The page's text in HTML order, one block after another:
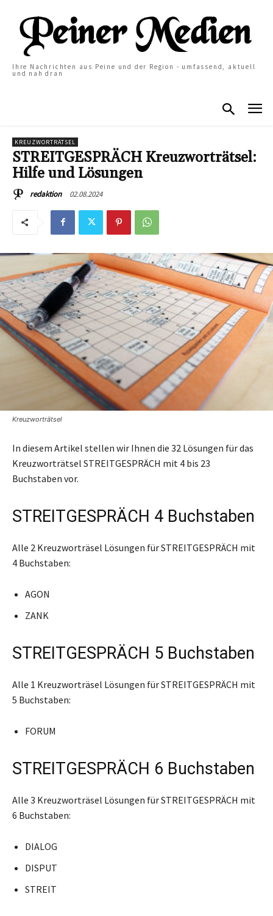
Ihre Nachrichten aus Peine und der Region - umfassend, aktuell
und nah dran
KREUZWORTRÄTSEL
STREITGESPRÄCH Kreuzworträtsel:
Hilfe und Lösungen
redaktion 02.08.2024
Kreuzworträtsel
In diesem Artikel stellen wir Ihnen die 32 Lösungen für das
Kreuzworträtsel STREITGESPRÄCH mit 4 bis 23
Buchstaben vor.
STREITGESPRÄCH 4 Buchstaben
Alle 2 Kreuzworträsel Lösungen für STREITGESPRÄCH mit
4 Buchstaben:
AGON
ZANK
STREITGESPRÄCH 5 Buchstaben
Alle 1 Kreuzworträsel Lösungen für STREITGESPRÄCH mit
5 Buchstaben:
FORUM
STREITGESPRÄCH 6 Buchstaben
Alle 3 Kreuzworträsel Lösungen für STREITGESPRÄCH mit
6 Buchstaben:
DIALOG
DISPUT
STREIT